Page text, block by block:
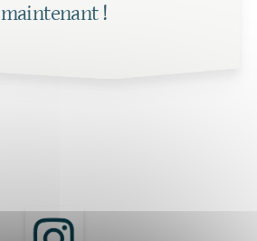
maintenant !